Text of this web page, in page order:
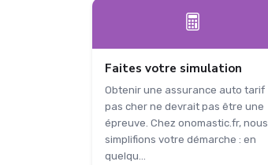
Faites votre simulation
Obtenir une assurance auto tarif
pas cher ne devrait pas être une
épreuve. Chez onomastic.fr, nous
simplifions votre démarche : en
quelqu...